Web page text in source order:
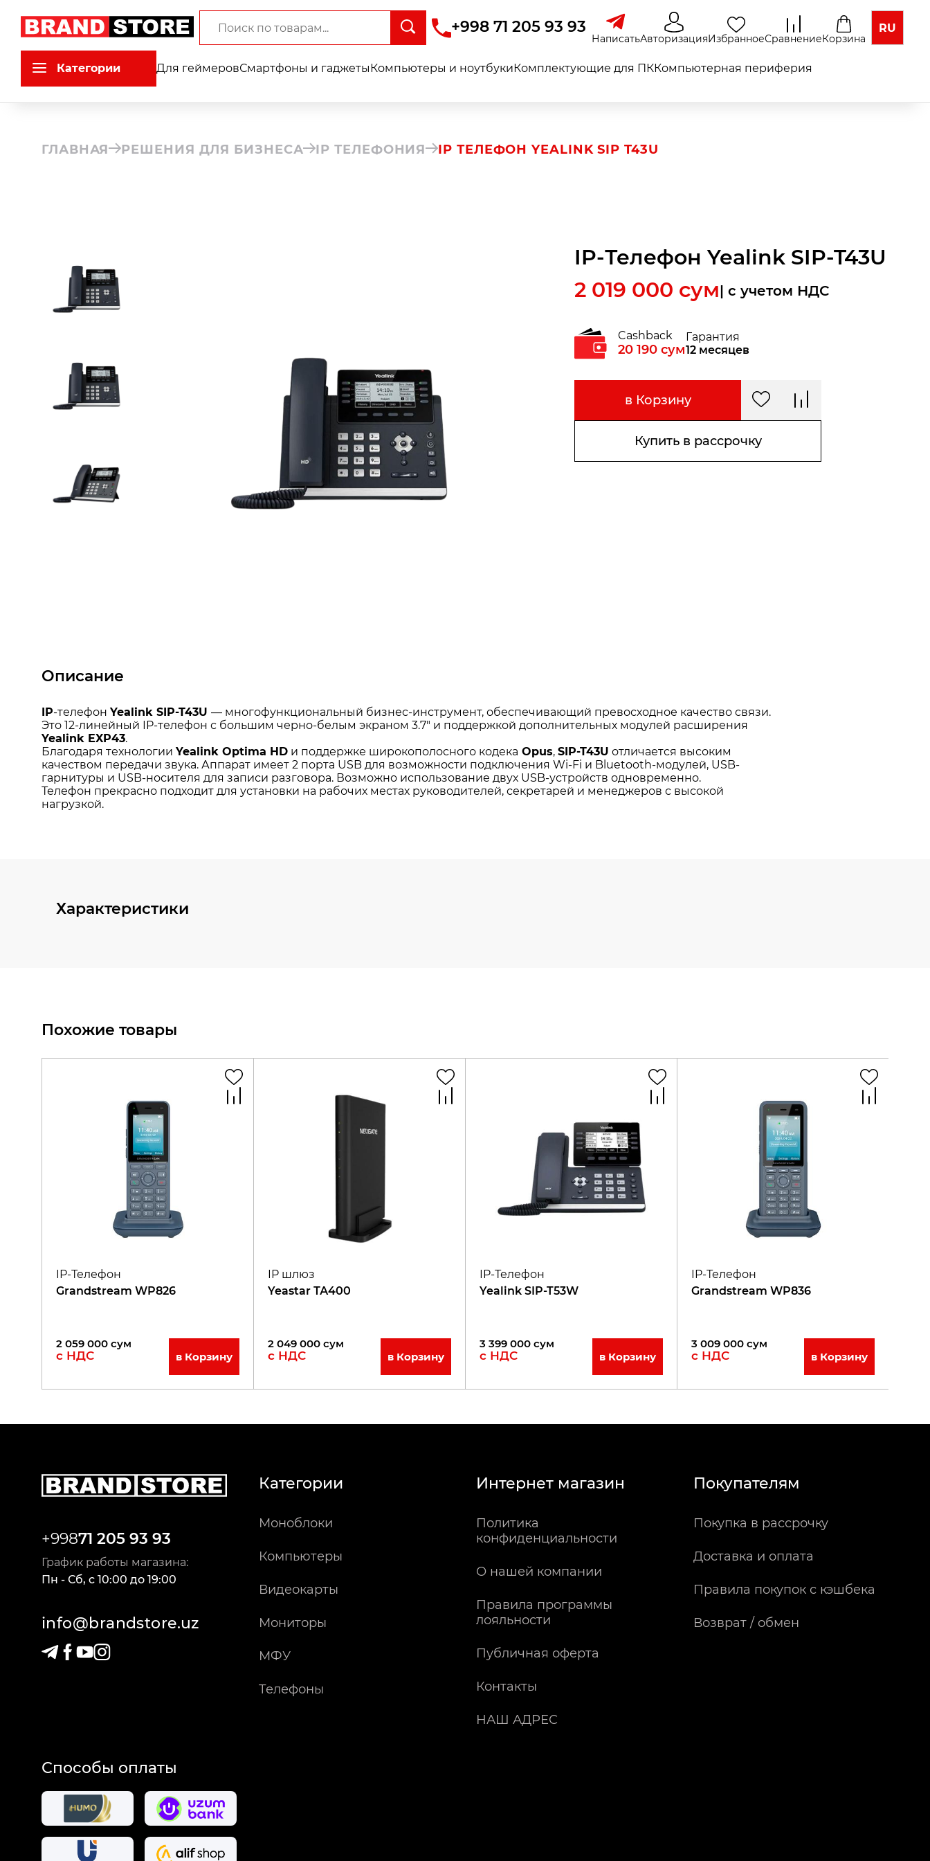
+998 71 205 93 93
НаписатьАвторизацияИзбранноеСравнениеКорзина
RU
Категории Для геймеровСмартфоны и гаджетыКомпьютеры и ноутбукиКомплектующие для ПККомпьютерная периферия
ГЛАВНАЯ РЕШЕНИЯ ДЛЯ БИЗНЕСА IP ТЕЛЕФОНИЯ IP ТЕЛЕФОН YEALINK SIP T43U
IP-Телефон Yealink SIP-T43U
2 019 000 сум| c учетом НДС
Cashback
20 190 сум
Гарантия
12 месяцев
в Корзину
Купить в рассрочку
Описание
Характеристики
Похожие товары
IP-Телефон
Grandstream WP826
2 059 000 сум
с НДС в Корзину
IP шлюз
Yeastar ТА400
2 049 000 сум
с НДС в Корзину
IP-Телефон
Yealink SIP-T53W
3 399 000 сум
с НДС в Корзину
IP-Телефон
Grandstream WP836
3 009 000 сум
с НДС в Корзину
+99871 205 93 93
График работы магазина:
Пн - Сб, c 10:00 до 19:00
info@brandstore.uz
Категории
Моноблоки
Компьютеры
Видеокарты
Мониторы
МФУ
Телефоны
Интернет магазин
Политика
конфиденциальности
О нашей компании
Правила программы
лояльности
Публичная оферта
Контакты
НАШ АДРЕС
Покупателям
Покупка в рассрочку
Доставка и оплата
Правила покупок с кэшбека
Возврат / обмен
Способы оплаты